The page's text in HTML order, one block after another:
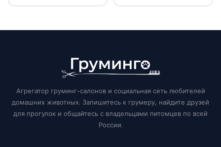
Агрегатор груминг-салонов и социальная сеть любителей
домашних животных. Запишитесь к грумеру, найдите друзей
для прогулок и общайтесь с владельцами питомцев по всей
России.